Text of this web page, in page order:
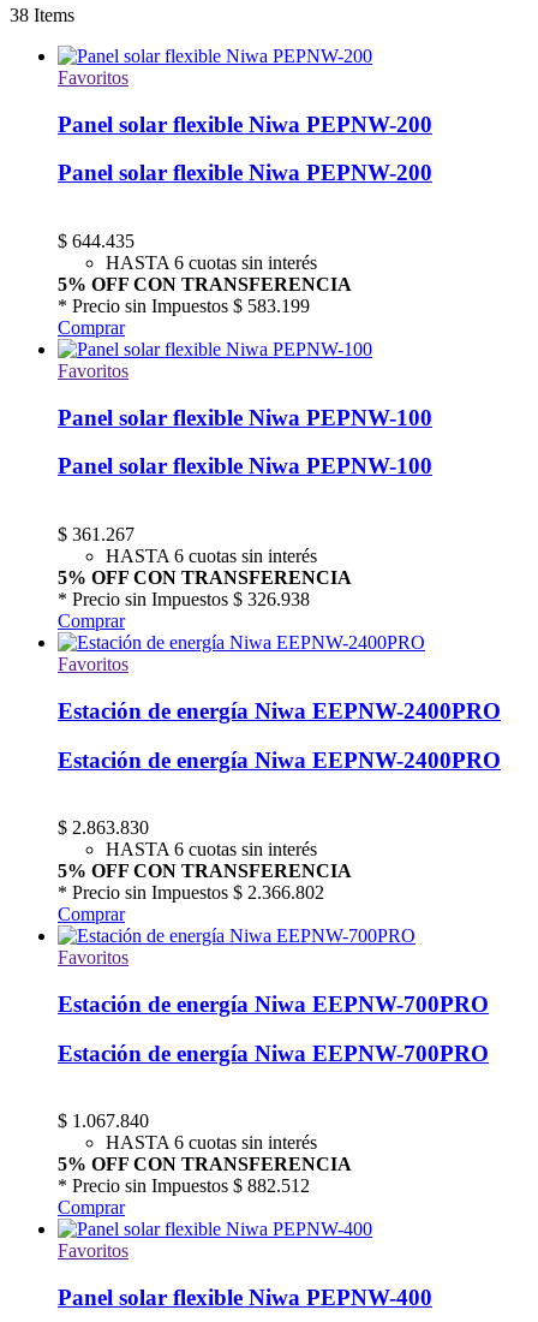
38 Items
Favoritos
Panel solar flexible Niwa PEPNW-200
Panel solar flexible Niwa PEPNW-200
$ 644.435
HASTA 6 cuotas sin interés
5% OFF CON TRANSFERENCIA
* Precio sin Impuestos $ 583.199
Comprar
Favoritos
Panel solar flexible Niwa PEPNW-100
Panel solar flexible Niwa PEPNW-100
$ 361.267
HASTA 6 cuotas sin interés
5% OFF CON TRANSFERENCIA
* Precio sin Impuestos $ 326.938
Comprar
Favoritos
Estación de energía Niwa EEPNW-2400PRO
Estación de energía Niwa EEPNW-2400PRO
$ 2.863.830
HASTA 6 cuotas sin interés
5% OFF CON TRANSFERENCIA
* Precio sin Impuestos $ 2.366.802
Comprar
Favoritos
Estación de energía Niwa EEPNW-700PRO
Estación de energía Niwa EEPNW-700PRO
$ 1.067.840
HASTA 6 cuotas sin interés
5% OFF CON TRANSFERENCIA
* Precio sin Impuestos $ 882.512
Comprar
Favoritos
Panel solar flexible Niwa PEPNW-400